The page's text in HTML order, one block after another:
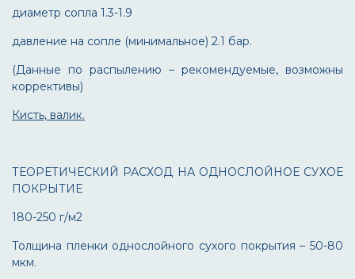
диаметр сопла 1.3-1.9
давление на сопле (минимальное) 2.1 бар.
(Данные по распылению – рекомендуемые, возможны
коррективы)
Кисть, валик.
ТЕОРЕТИЧЕСКИЙ РАСХОД НА ОДНОСЛОЙНОЕ СУХОЕ
ПОКРЫТИЕ
180-250 г/м2
Толщина пленки однослойного сухого покрытия – 50-80
мкм.